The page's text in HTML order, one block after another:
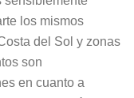
los mismos
del Sol y zonas
son
en cuanto a